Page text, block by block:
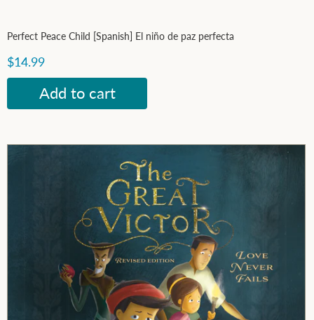
Perfect Peace Child [Spanish] El niño de paz perfecta
$14.99